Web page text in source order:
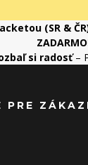
(SR &
si radosť–
PRE